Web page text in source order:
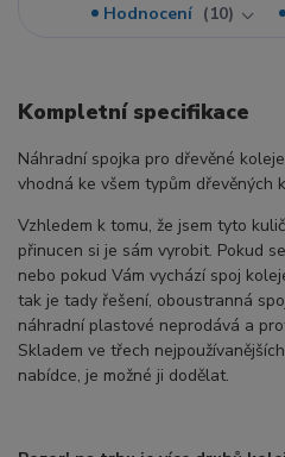
Hodnocení
10
Kompletní specifikace
Náhradní spojka pro dřevěné
vhodná ke všem typům dřevěných
Vzhledem k tomu, že jsem tyto
přinucen si je sám vyrobit. Pokud
nebo pokud Vám vychází spoj
tak je tady řešení, oboustranná
náhradní plastové neprodává a
Skladem ve třech
nabídce, je možné ji dodělat.